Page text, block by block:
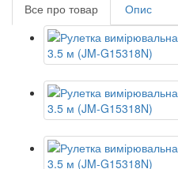
Все про товар Опис